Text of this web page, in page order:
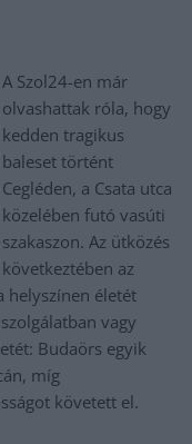
A Szol24-en már
olvashattak róla, hogy
kedden tragikus
baleset történt
Cegléden, a Csata utca
közelében futó vasúti
szakaszon. Az ütközés
következtében az
helyszínen életét
vagy
Budaörs egyik
míg
követett el.